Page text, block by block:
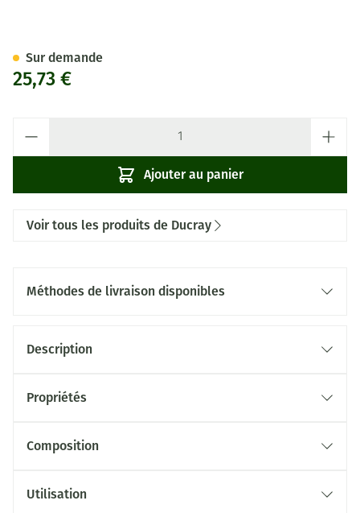
25,73 €
Ajouter au panier
Sur demande
Voir tous les produits de Ducray
Méthodes de livraison disponibles
Description
Propriétés
Composition
Utilisation